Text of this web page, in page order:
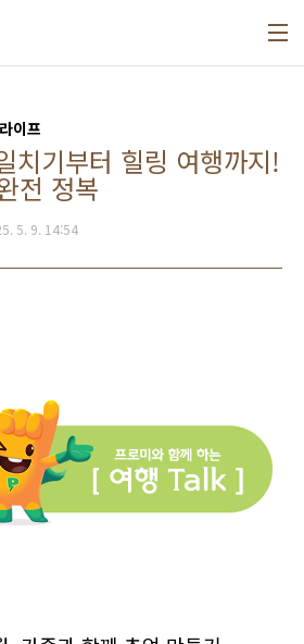
이프
치기부터 힐링 여행까지!
전 정복
5. 9. 14:54